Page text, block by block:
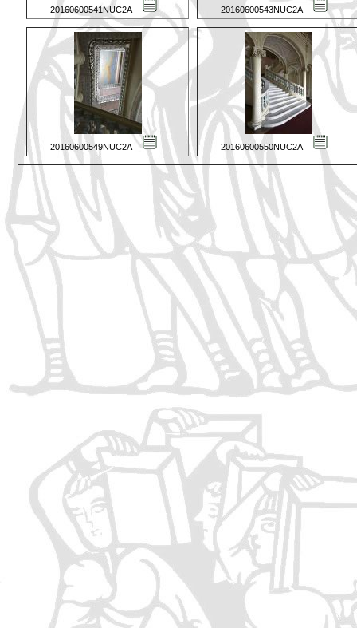
20160600541NUC2A 20160600543NUC2A
20160600549NUC2A 20160600550NUC2A